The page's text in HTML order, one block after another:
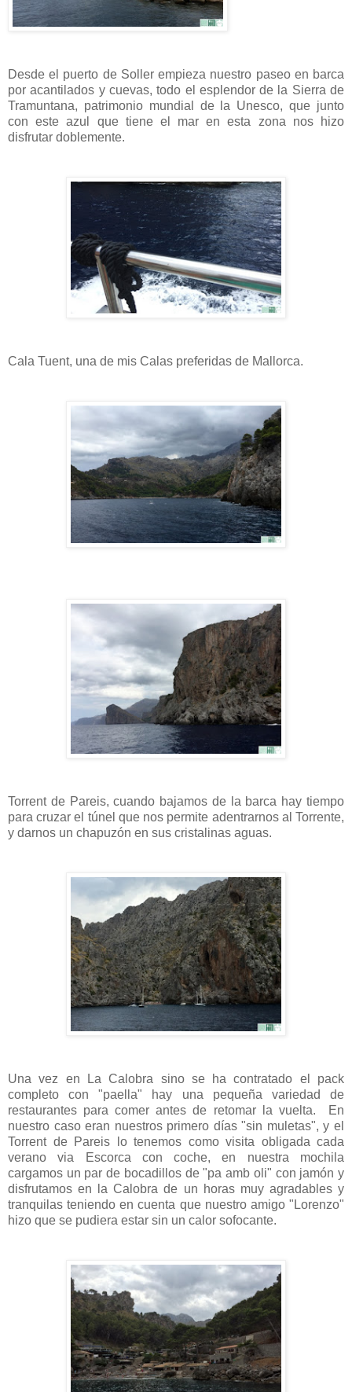
Desde el puerto de Soller empieza nuestro paseo en barca
por acantilados y cuevas, todo el esplendor de la Sierra de
Tramuntana, patrimonio mundial de la Unesco, que junto
con este azul que tiene el mar en esta zona nos hizo
disfrutar doblemente.
Cala Tuent, una de mis Calas preferidas de Mallorca.
Torrent de Pareis, cuando bajamos de la barca hay tiempo
para cruzar el túnel que nos permite adentrarnos al Torrente,
y darnos un chapuzón en sus cristalinas aguas.
Una vez en La Calobra sino se ha contratado el pack
completo con "paella" hay una pequeña variedad de
restaurantes para comer antes de retomar la vuelta. En
nuestro caso eran nuestros primero días "sin muletas", y el
Torrent de Pareis lo tenemos como visita obligada cada
verano via Escorca con coche, en nuestra mochila
cargamos un par de bocadillos de "pa amb oli" con jamón y
disfrutamos en la Calobra de un horas muy agradables y
tranquilas teniendo en cuenta que nuestro amigo "Lorenzo"
hizo que se pudiera estar sin un calor sofocante.